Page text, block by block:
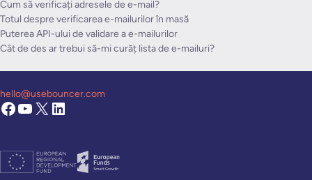
Cum să verificați adresele de e-mail?
Totul despre verificarea e-mailurilor în masă
Puterea API-ului de validare a e-mailurilor
Cât de des ar trebui să-mi curăț lista de e-mailuri?
hello@usebouncer.com